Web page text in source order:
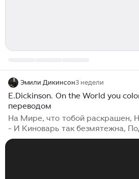
Эмили Дикинсон3 недели
E.Dickinson. On the World you
переводом
На Мире, что тобой раскрашен,
- И Киноварь так безмятежна,
Жар бесцельно